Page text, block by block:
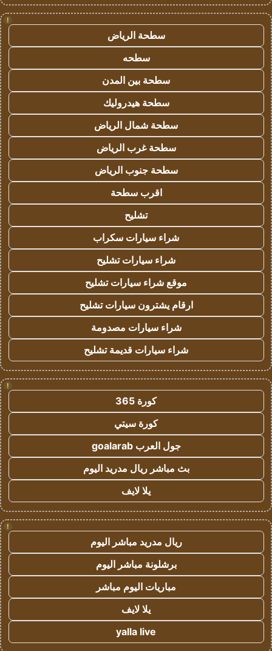
!
سطحة الرياض
سطحه
سطحة بين المدن
سطحة هيدروليك
سطحة شمال الرياض
سطحة غرب الرياض
سطحة جنوب الرياض
اقرب سطحة
تشليح
شراء سيارات سكراب
شراء سيارات تشليح
موقع شراء سيارات تشليح
ارقام يشترون سيارات تشليح
شراء سيارات مصدومة
شراء سيارات قديمة تشليح
!
كورة 365
كورة سيتي
جول العرب goalarab
بث مباشر ريال مدريد اليوم
يلا لايف
!
ريال مدريد مباشر اليوم
برشلونة مباشر اليوم
مباريات اليوم مباشر
يلا لايف
yalla live